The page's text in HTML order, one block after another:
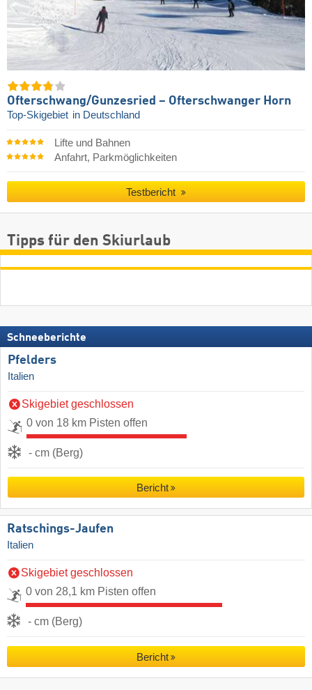
Ofterschwang/​Gunzesried – Ofterschwanger Horn
Top-Skigebiet in Deutschland
Lifte und Bahnen
Anfahrt, Parkmöglichkeiten
Testbericht
Tipps für den Skiurlaub
Schneeberichte
Pfelders
Italien
Skigebiet geschlossen
0 von 18 km Pisten offen
- cm (Berg)
Bericht
Ratschings-Jaufen
Italien
Skigebiet geschlossen
0 von 28,1 km Pisten offen
- cm (Berg)
Bericht